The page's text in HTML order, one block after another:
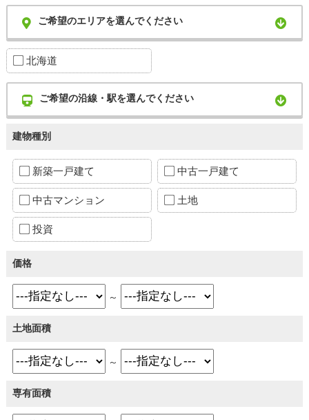
ご希望のエリアを選んでください
北海道
ご希望の沿線・駅を選んでください
建物種別
新築一戸建て 中古一戸建て
中古マンション 土地
投資
価格
～
土地面積
～
専有面積